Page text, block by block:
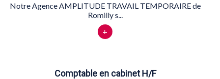
Notre Agence AMPLITUDE TRAVAIL TEMPORAIRE de
Romilly s...
+
Comptable en cabinet H/F